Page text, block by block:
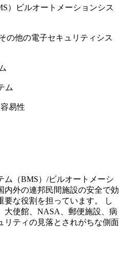
）ビルオートメーションシス
の他の電子セキュリティシス
ム
易性
ム（BMS）/ビルオートメーシ
内外の連邦民間施設の安全で効
要な役割を担っています。 し
大使館、NASA、郵便施設、病
リティの見落とされがちな側面